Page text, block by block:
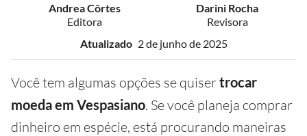
Andrea Côrtes
Editora
Darini Rocha
Revisora
Atualizado 2 de junho de 2025
Você tem algumas opções se quisertrocar
moeda em Vespasiano. Se você planeja comprar
dinheiro em espécie, está procurando maneiras